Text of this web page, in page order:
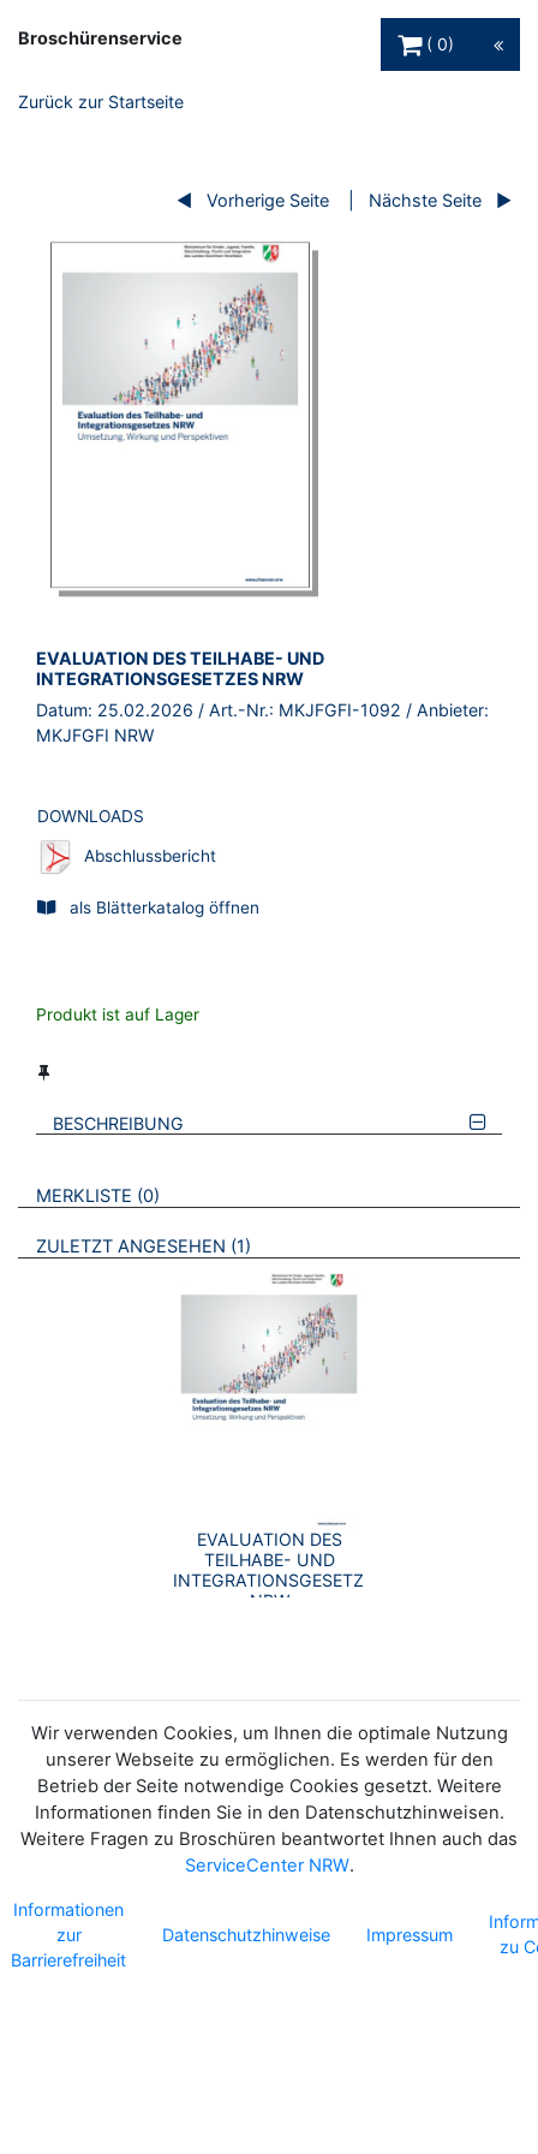
Broschürenservice
0
Zurück zur Startseite
Vorherige Seite Nächste Seite
BROSCHÜRE:
EVALUATION DES TEILHABE- UND
INTEGRATIONSGESETZES NRW
Datum: 25.02.2026 / Art.-Nr.: MKJFGFI-1092 / Anbieter:
MKJFGFI NRW
DOWNLOADS
Abschlussbericht
als Blätterkatalog öffnen
Produkt ist auf Lager
BESCHREIBUNG
VERWEISE AUF VERMERKTE- ODER ZULETZT ANGESEHENE
MERKLISTE 0 BROSCHÜREN
ZULETZT ANGESEHEN 1 BROSCHÜREN
EVALUATION DES
TEILHABE- UND
INTEGRATIONSGESETZES
NRW
Wir verwenden Cookies, um Ihnen die optimale Nutzung
unserer Webseite zu ermöglichen. Es werden für den
Betrieb der Seite notwendige Cookies gesetzt. Weitere
Informationen finden Sie in den Datenschutzhinweisen.
Weitere Fragen zu Broschüren beantwortet Ihnen auch das
ServiceCenter NRW.
Informationen
zur
Barrierefreiheit
Datenschutzhinweise Impressum
zu